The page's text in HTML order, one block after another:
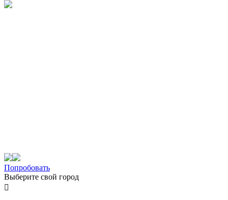
Попробовать
Выберите свой город
